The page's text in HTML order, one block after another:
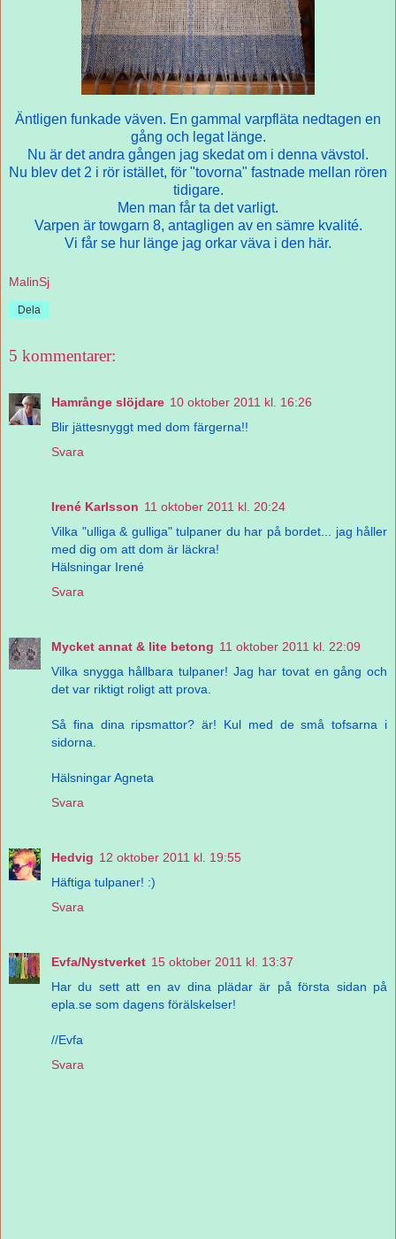
Äntligen funkade väven. En gammal varpfläta nedtagen en
gång och legat länge.
Nu är det andra gången jag skedat om i denna vävstol.
Nu blev det 2 i rör istället, för "tovorna" fastnade mellan rören
tidigare.
Men man får ta det varligt.
Varpen är towgarn 8, antagligen av en sämre kvalité.
Vi får se hur länge jag orkar väva i den här.
MalinSj
Dela
5 kommentarer:
Hamrånge slöjdare 10 oktober 2011 kl. 16:26
Blir jättesnyggt med dom färgerna!!
Svara
Irené Karlsson 11 oktober 2011 kl. 20:24
Vilka "ulliga & gulliga" tulpaner du har på bordet... jag håller
med dig om att dom är läckra!
Hälsningar Irené
Svara
Mycket annat & lite betong 11 oktober 2011 kl. 22:09
Vilka snygga hållbara tulpaner! Jag har tovat en gång och
det var riktigt roligt att prova.
Så fina dina ripsmattor? är! Kul med de små tofsarna i
sidorna.
Hälsningar Agneta
Svara
Hedvig 12 oktober 2011 kl. 19:55
Häftiga tulpaner! :)
Svara
Evfa/Nystverket 15 oktober 2011 kl. 13:37
Har du sett att en av dina plädar är på första sidan på
epla.se som dagens förälskelser!
//Evfa
Svara